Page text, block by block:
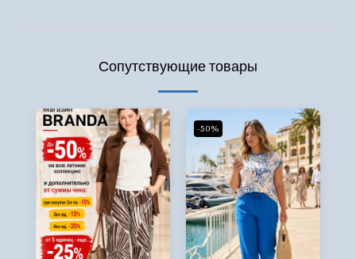
Сопутствующие товары
-50%